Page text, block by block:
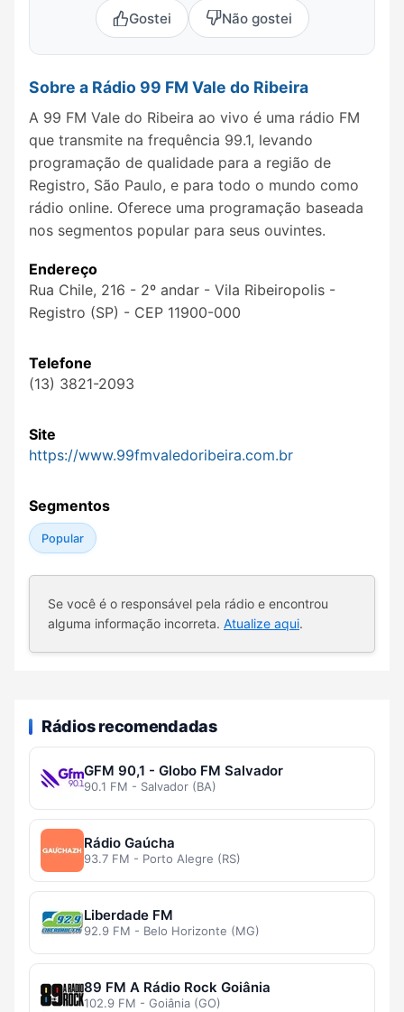
Gostei Não gostei
Sobre a Rádio 99 FM Vale do Ribeira
A 99 FM Vale do Ribeira ao vivo é uma rádio FM
que transmite na frequência 99.1, levando
programação de qualidade para a região de
Registro, São Paulo, e para todo o mundo como
rádio online. Oferece uma programação baseada
nos segmentos popular para seus ouvintes.
Endereço
Rua Chile, 216 - 2º andar - Vila Ribeiropolis -
Registro (SP) - CEP 11900-000
Telefone
(13) 3821-2093
Site
https://www.99fmvaledoribeira.com.br
Segmentos
Popular
Se você é o responsável pela rádio e encontrou
alguma informação incorreta. Atualize aqui.
Rádios recomendadas
GFM 90,1 - Globo FM Salvador
90.1 FM - Salvador (BA)
Rádio Gaúcha
93.7 FM - Porto Alegre (RS)
Liberdade FM
92.9 FM - Belo Horizonte (MG)
89 FM A Rádio Rock Goiânia
102.9 FM - Goiânia (GO)